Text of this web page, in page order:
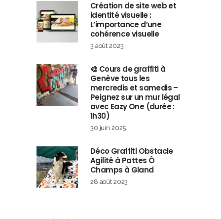
Création de site web et
identité visuelle :
L’importance d’une
cohérence visuelle
3 août 2023
🎨 Cours de graffiti à
Genève tous les
mercredis et samedis –
Peignez sur un mur légal
avec Eazy One (durée :
1h30)
30 juin 2025
Déco Graffiti Obstacle
Agilité à Pattes Ô
Champs à Gland
28 août 2023